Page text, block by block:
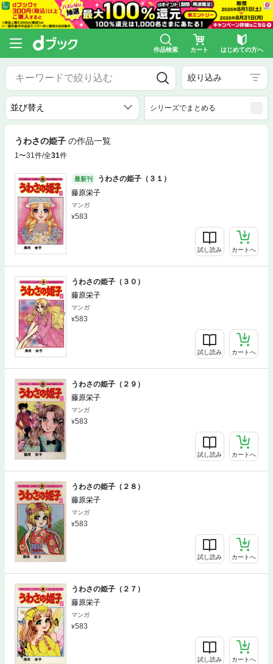
作品検索 カート はじめての方へ
絞り込み
シリーズでまとめる
うわさの姫子 の作品一覧
1〜31件/全31件
最新刊
うわさの姫子（３１）
藤原栄子
マンガ
583
試し読み カートへ
うわさの姫子（３０）
藤原栄子
マンガ
583
試し読み カートへ
うわさの姫子（２９）
藤原栄子
マンガ
583
試し読み カートへ
うわさの姫子（２８）
藤原栄子
マンガ
583
試し読み カートへ
うわさの姫子（２７）
藤原栄子
マンガ
583
試し読み カートへ